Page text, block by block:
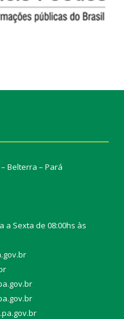
Belterra – Pará
a Sexta de 08:00hs às
r